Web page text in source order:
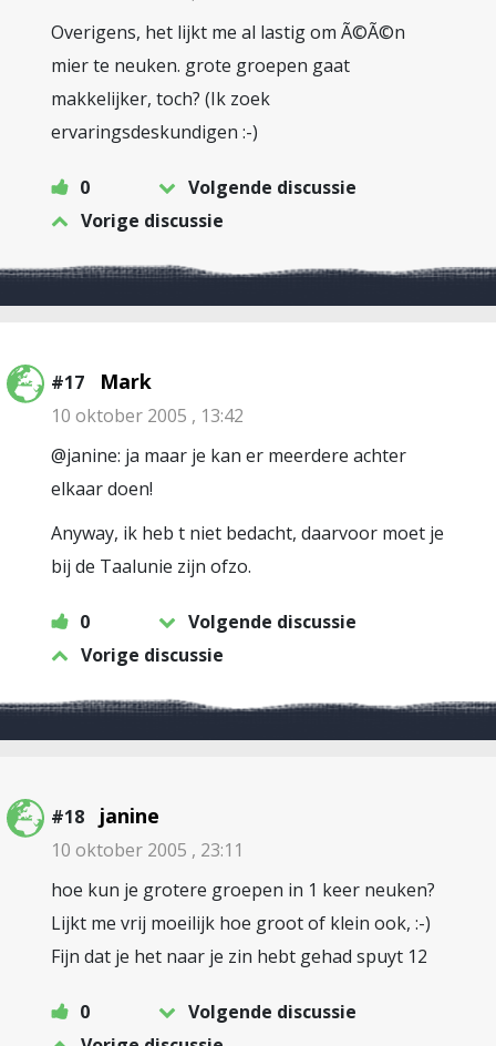
Overigens, het lijkt me al lastig om Ã©Ã©n
mier te neuken. grote groepen gaat
makkelijker, toch? (Ik zoek
ervaringsdeskundigen :-)
0
Volgende discussie
Vorige discussie
#17 Mark
10 oktober 2005 , 13:42
@janine: ja maar je kan er meerdere achter
elkaar doen!
Anyway, ik heb t niet bedacht, daarvoor moet je
bij de Taalunie zijn ofzo.
0
Volgende discussie
Vorige discussie
#18 janine
10 oktober 2005 , 23:11
hoe kun je grotere groepen in 1 keer neuken?
Lijkt me vrij moeilijk hoe groot of klein ook, :-)
Fijn dat je het naar je zin hebt gehad spuyt 12
0
Volgende discussie